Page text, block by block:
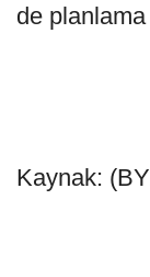
de planlama
Kaynak: